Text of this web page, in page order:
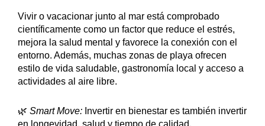
Vivir o vacacionar junto al mar está comprobado
científicamente como un factor que reduce el estrés,
mejora la salud mental y favorece la conexión con el
entorno. Además, muchas zonas de playa ofrecen
estilo de vida saludable, gastronomía local y acceso a
actividades al aire libre.
🌿 Smart Move: Invertir en bienestar es también invertir
en longevidad, salud y tiempo de calidad.